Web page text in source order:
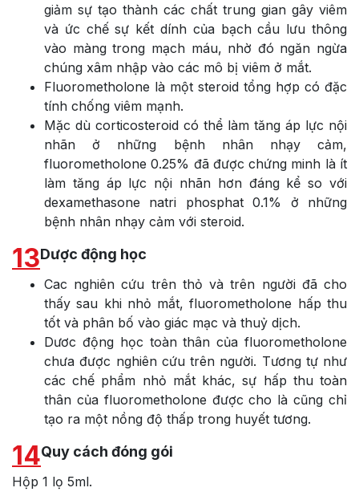
giảm sự tạo thành các chất trung gian gây viêm
và ức chế sự kết dính của bạch cầu lưu thông
vào màng trong mạch máu, nhờ đó ngăn ngừa
chúng xâm nhập vào các mô bị viêm ở mắt.
Fluorometholone là một steroid tổng hợp có đặc
tính chống viêm mạnh.
Mặc dù corticosteroid có thể làm tăng áp lực nội
nhãn ở những bệnh nhân nhạy cảm,
fluorometholone 0.25% đã được chứng minh là ít
làm tăng áp lực nội nhãn hơn đáng kể so với
dexamethasone natri phosphat 0.1% ở những
bệnh nhân nhạy cảm với steroid.
13Dược động học
Cac nghiên cứu trên thỏ và trên người đã cho
thấy sau khi nhỏ mắt, fluorometholone hấp thu
tốt và phân bố vào giác mạc và thuỷ dịch.
Dươc động học toàn thân của fluorometholone
chưa được nghiên cứu trên người. Tương tự như
các chế phẩm nhỏ mắt khác, sự hấp thu toàn
thân của fluorometholone được cho là cũng chỉ
tạo ra một nồng độ thấp trong huyết tương.
14Quy cách đóng gói
Hộp 1 lọ 5ml.